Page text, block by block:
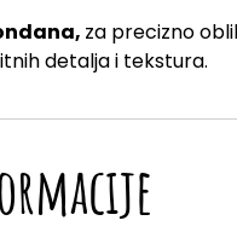
za precizno
detalja i tekstura.